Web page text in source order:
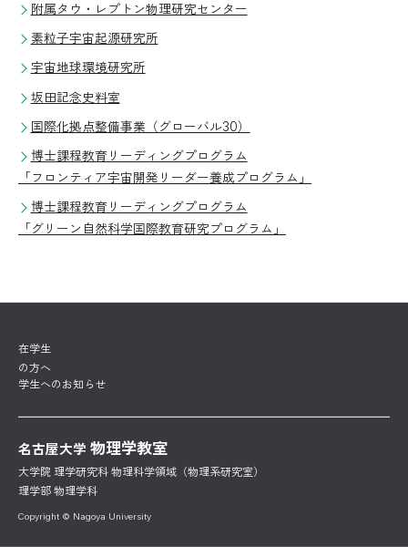
アクセス
教育
物理学科における教育
カリキュラム
安全教育
学生の受賞等
物理学教室における研究
物理学教室の歴史を彩った人々
大学院入学を目指す方へ
附属タウ・レプトン物理研究センター
素粒子宇宙起源研究所
宇宙地球環境研究所
坂田記念史料室
国際化拠点整備事業（グローバル30）
博士課程教育リーディングプログラム
「フロンティア宇宙開発リーダー養成プログラム」
博士課程教育リーディングプログラム
「グリーン自然科学国際教育研究プログラム」
在学生
の方へ
学生へのお知らせ
名古屋大学 物理学教室
大学院 理学研究科 物理科学領域（物理系研究室）
理学部 物理学科
Copyright © Nagoya University